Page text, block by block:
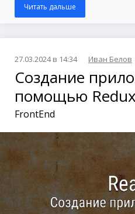
Читать дальше
27.03.2024 в 14:34 Иван Белов
Создание
помощью
FrontEnd